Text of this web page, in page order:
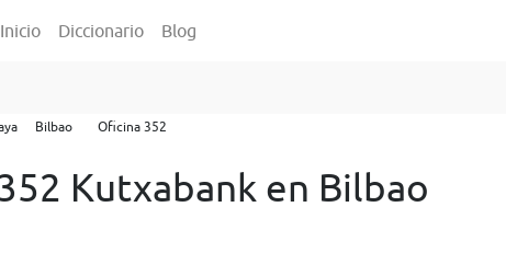
Inicio Diccionario Blog
Bilbao Oficina 352
Kutxabank en Bilbao